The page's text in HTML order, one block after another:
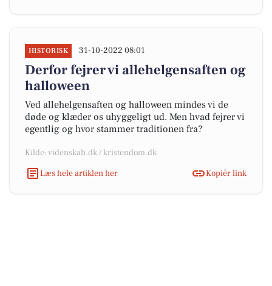
HISTORISK 31-10-2022 08:01
Derfor fejrer vi allehelgensaften og
halloween
Ved allehelgensaften og halloween mindes vi de
døde og klæder os uhyggeligt ud. Men hvad fejrer vi
egentlig og hvor stammer traditionen fra?
Kilde: videnskab.dk / kristendom.dk
Læs hele artiklen her
Kopiér link